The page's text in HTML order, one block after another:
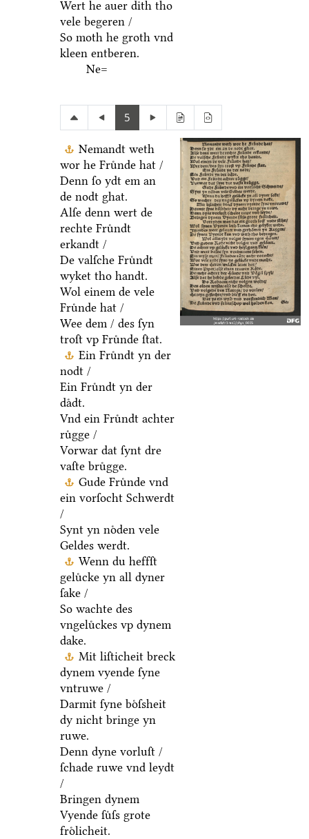
Wert he auer dith tho
vele begeren /
So moth he groth vnd
kleen entberen.
Ne=
5
Nemandt weth
wor he Fruͤnde hat /
Denn ſo ydt em an
de nodt ghat.
Alſe denn wert de
rechte Fruͤndt
erkandt /
De valſche Fruͤndt
wyket tho handt.
Wol einem de vele
Fruͤnde hat /
Wee dem / des ſyn
troſt vp Fruͤnde ſtat.
Ein Fruͤndt yn der
nodt /
Ein Fruͤndt yn der
daͤdt.
Vnd ein Fruͤndt achter
ruͤgge /
Vorwar dat ſynt dre
vaſte bruͤgge.
Gude Fruͤnde vnd
ein vorſocht Schwerdt
/
Synt yn noͤden vele
Geldes werdt.
Wenn du heffſt
geluͤcke yn all dyner
ſake /
So wachte des
vngeluͤckes vp dynem
dake.
Mit liſticheit breck
dynem vyende ſyne
vntruwe /
Darmit ſyne boͤſsheit
dy nicht bringe yn
ruwe.
Denn dyne vorluſt /
ſchade ruwe vnd leydt
/
Bringen dynem
Vyende ſuͤſs grote
froͤlicheit.